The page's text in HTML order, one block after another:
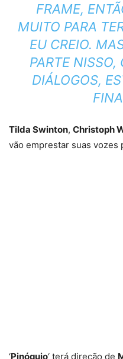
FRAME,
MUITO PARA
EU CREIO.
PARTE NISSO,
DIÁLOGOS,
Tilda Swinton, Christoph
vão emprestar suas vozes
‘Pinóquio‘ terá direção de